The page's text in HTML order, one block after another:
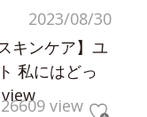
2023/08/30
キンケア】ユ
私にはどっ
view